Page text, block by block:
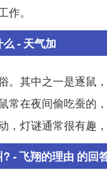
。
- 天气加
。其中之一是逐鼠
常在夜间偷吃蚕的
，灯谜通常很有趣
? - 飞翔的理由 的回